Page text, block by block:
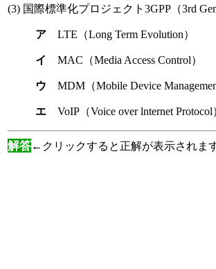
(3) 国際標準化プロジェクト3GPP（3rd
ア LTE（Long Term Evolution）
イ MAC（Media Access Control）
ウ MDM（Mobile Device
エ VoIP（Voice over lnternet Protocol
解答←クリックすると正解が表示されま